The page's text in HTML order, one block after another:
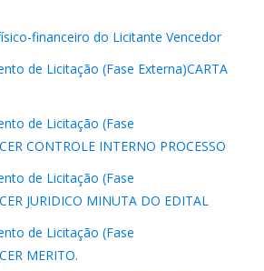
financeiro do Licitante Vencedor
de Licitação (Fase Externa)CARTA
de Licitação (Fase
CONTROLE INTERNO PROCESSO
de Licitação (Fase
JURIDICO MINUTA DO EDITAL
de Licitação (Fase
MERITO.